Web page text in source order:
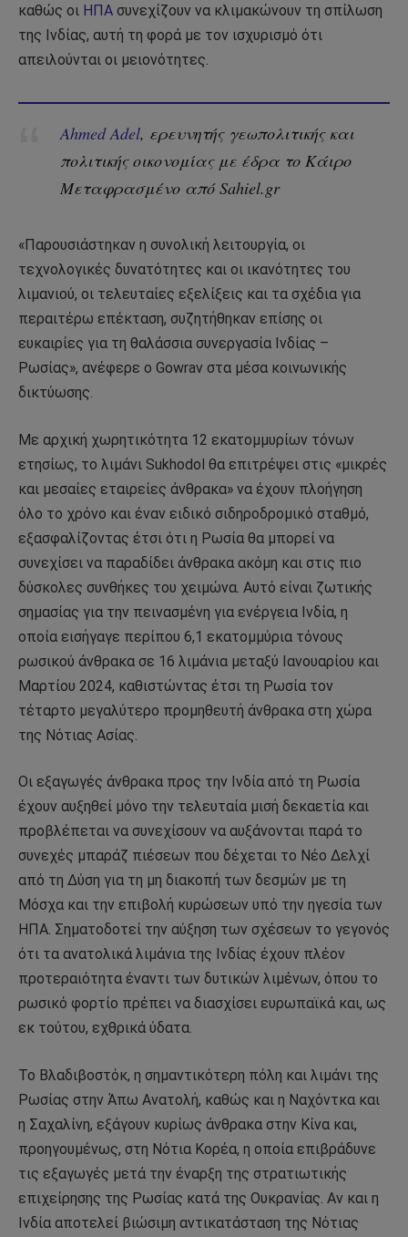
καθώς οι ΗΠΑ συνεχίζουν να κλιμακώνουν τη σπίλωση
της Ινδίας, αυτή τη φορά με τον ισχυρισμό ότι
απειλούνται οι μειονότητες.
Ahmed Adel, ερευνητής γεωπολιτικής και
πολιτικής οικονομίας με έδρα το Κάιρο
Μεταφρασμένο από Sahiel.gr
«Παρουσιάστηκαν η συνολική λειτουργία, οι
τεχνολογικές δυνατότητες και οι ικανότητες του
λιμανιού, οι τελευταίες εξελίξεις και τα σχέδια για
περαιτέρω επέκταση, συζητήθηκαν επίσης οι
ευκαιρίες για τη θαλάσσια συνεργασία Ινδίας –
Ρωσίας», ανέφερε ο Gowrav στα μέσα κοινωνικής
δικτύωσης.
Με αρχική χωρητικότητα 12 εκατομμυρίων τόνων
ετησίως, το λιμάνι Sukhodol θα επιτρέψει στις «μικρές
και μεσαίες εταιρείες άνθρακα» να έχουν πλοήγηση
όλο το χρόνο και έναν ειδικό σιδηροδρομικό σταθμό,
εξασφαλίζοντας έτσι ότι η Ρωσία θα μπορεί να
συνεχίσει να παραδίδει άνθρακα ακόμη και στις πιο
δύσκολες συνθήκες του χειμώνα. Αυτό είναι ζωτικής
σημασίας για την πεινασμένη για ενέργεια Ινδία, η
οποία εισήγαγε περίπου 6,1 εκατομμύρια τόνους
ρωσικού άνθρακα σε 16 λιμάνια μεταξύ Ιανουαρίου και
Μαρτίου 2024, καθιστώντας έτσι τη Ρωσία τον
τέταρτο μεγαλύτερο προμηθευτή άνθρακα στη χώρα
της Νότιας Ασίας.
Οι εξαγωγές άνθρακα προς την Ινδία από τη Ρωσία
έχουν αυξηθεί μόνο την τελευταία μισή δεκαετία και
προβλέπεται να συνεχίσουν να αυξάνονται παρά το
συνεχές μπαράζ πιέσεων που δέχεται το Νέο Δελχί
από τη Δύση για τη μη διακοπή των δεσμών με τη
Μόσχα και την επιβολή κυρώσεων υπό την ηγεσία των
ΗΠΑ. Σηματοδοτεί την αύξηση των σχέσεων το γεγονός
ότι τα ανατολικά λιμάνια της Ινδίας έχουν πλέον
προτεραιότητα έναντι των δυτικών λιμένων, όπου το
ρωσικό φορτίο πρέπει να διασχίσει ευρωπαϊκά και, ως
εκ τούτου, εχθρικά ύδατα.
Το Βλαδιβοστόκ, η σημαντικότερη πόλη και λιμάνι της
Ρωσίας στην Άπω Ανατολή, καθώς και η Ναχόντκα και
η Σαχαλίνη, εξάγουν κυρίως άνθρακα στην Κίνα και,
προηγουμένως, στη Νότια Κορέα, η οποία επιβράδυνε
τις εξαγωγές μετά την έναρξη της στρατιωτικής
επιχείρησης της Ρωσίας κατά της Ουκρανίας. Αν και η
Ινδία αποτελεί βιώσιμη αντικατάσταση της Νότιας